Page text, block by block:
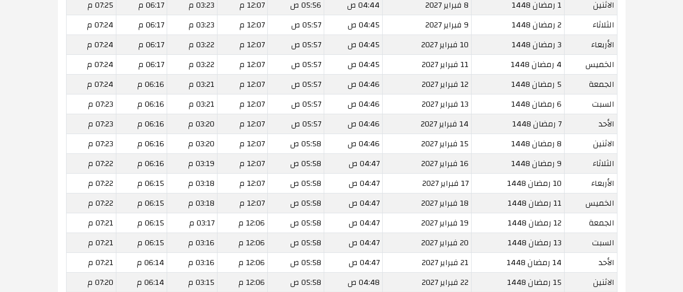
الاثنين
1 رمضان 1448 8 فبراير 2027 04:44 ص 05:56 ص 12:07 م 03:23 م 06:17 م
07:25 م
الثلاثاء
2 رمضان 1448 9 فبراير 2027 04:45 ص 05:57 ص 12:07 م 03:23 م 06:17 م
07:24 م
الأربعاء
3 رمضان 1448 10 فبراير 2027 04:45 ص 05:57 ص 12:07 م 03:22 م 06:17 م
07:24 م
الخميس
4 رمضان 1448 11 فبراير 2027 04:45 ص 05:57 ص 12:07 م 03:22 م 06:17 م
07:24 م
الجمعة
5 رمضان 1448 12 فبراير 2027 04:46 ص 05:57 ص 12:07 م 03:21 م 06:16 م
07:24 م
السبت
6 رمضان 1448 13 فبراير 2027 04:46 ص 05:57 ص 12:07 م 03:21 م 06:16 م
07:23 م
الأحد
7 رمضان 1448 14 فبراير 2027 04:46 ص 05:57 ص 12:07 م 03:20 م 06:16 م
07:23 م
الاثنين
8 رمضان 1448 15 فبراير 2027 04:46 ص 05:58 ص 12:07 م 03:20 م 06:16 م
07:23 م
الثلاثاء
9 رمضان 1448 16 فبراير 2027 04:47 ص 05:58 ص 12:07 م 03:19 م 06:16 م
07:22 م
الأربعاء
10 رمضان 1448 17 فبراير 2027 04:47 ص 05:58 ص 12:07 م 03:18 م 06:15 م
07:22 م
الخميس
11 رمضان 1448 18 فبراير 2027 04:47 ص 05:58 ص 12:07 م 03:18 م 06:15 م
07:22 م
الجمعة
12 رمضان 1448 19 فبراير 2027 04:47 ص 05:58 ص 12:06 م 03:17 م 06:15 م
07:21 م
السبت
13 رمضان 1448 20 فبراير 2027 04:47 ص 05:58 ص 12:06 م 03:16 م 06:15 م
07:21 م
الأحد
14 رمضان 1448 21 فبراير 2027 04:47 ص 05:58 ص 12:06 م 03:16 م 06:14 م
07:21 م
الاثنين
15 رمضان 1448 22 فبراير 2027 04:48 ص 05:58 ص 12:06 م 03:15 م 06:14 م
07:20 م